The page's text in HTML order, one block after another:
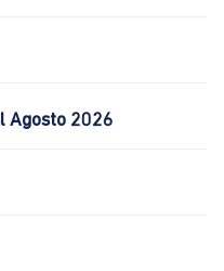
Agosto 2026